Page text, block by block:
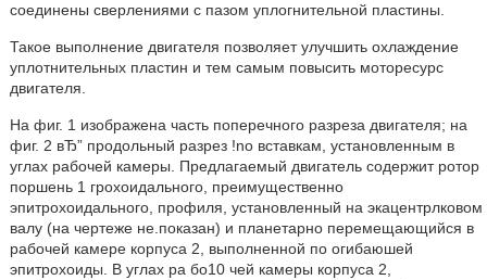
соединены сверлениями с пазом уплогнительной пластины.
Такое выполнение двигателя позволяет улучшить охлаждение
уплотнительных пластин и тем самым повысить моторесурс
двигателя.
На фиг. 1 изображена часть поперечного разреза двигателя; на
фиг. 2 вЂ” продольный разрез !no вставкам, установленным в
углах рабочей камеры. Предлагаемый двигатель содержит ротор
поршень 1 грохоидального, преимущественно
эпитрохоидального, профиля, установленный на экацентрлковом
валу (на чертеже не.показан) и планетарно перемещающийся в
рабочей камере корпуса 2, выполненной по огибаюшей
эпитрохоиды. В углах ра бо10 чей камеры корпуса 2,